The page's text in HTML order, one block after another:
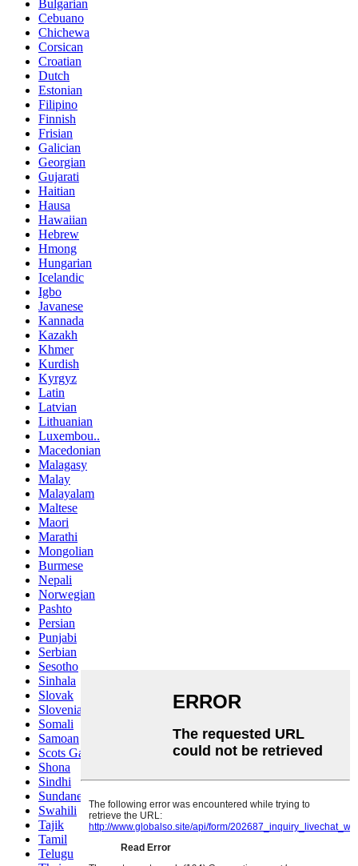
Bulgarian
Cebuano
Chichewa
Corsican
Croatian
Dutch
Estonian
Filipino
Finnish
Frisian
Galician
Georgian
Gujarati
Haitian
Hausa
Hawaiian
Hebrew
Hmong
Hungarian
Icelandic
Igbo
Javanese
Kannada
Kazakh
Khmer
Kurdish
Kyrgyz
Latin
Latvian
Lithuanian
Luxembou..
Macedonian
Malagasy
Malay
Malayalam
Maltese
Maori
Marathi
Mongolian
Burmese
Nepali
Norwegian
Pashto
Persian
Punjabi
Serbian
Sesotho
Sinhala
Slovak
Slovenian
Somali
Samoan
Scots Gaelic
Shona
Sindhi
Sundanese
Swahili
Tajik
Tamil
Telugu